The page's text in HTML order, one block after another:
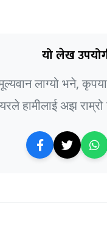
यो लेख
लाग्यो भने,
हामीलाई अझ राम्रो